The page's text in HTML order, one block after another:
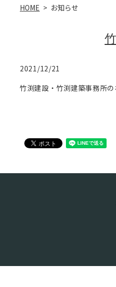
HOME お知らせ
2021/12/21
竹渕建設・竹渕建築事務所